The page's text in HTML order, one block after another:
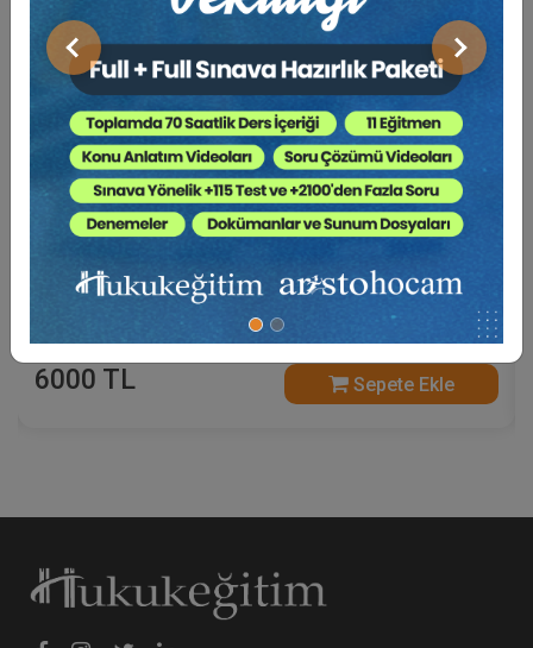
Önceki Sonraki
Borçlar Mevzuatından Kaynaklı Nitelikli
Hesaplamalar Eğitimi (3 Eğitmen - 4 Video)
6000 TL Sepete Ekle